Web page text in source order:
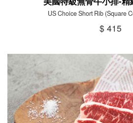
US Choice Short Rib (Square
$ 415